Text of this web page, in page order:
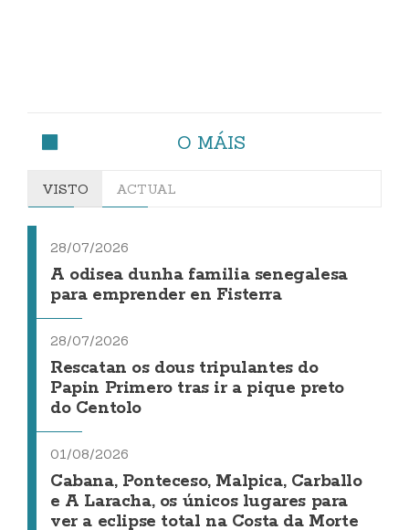
O MÁIS
VISTO ACTUAL
28/07/2026
A odisea dunha familia senegalesa
para emprender en Fisterra
28/07/2026
Rescatan os dous tripulantes do
Papin Primero tras ir a pique preto
do Centolo
01/08/2026
Cabana, Ponteceso, Malpica, Carballo
e A Laracha, os únicos lugares para
ver a eclipse total na Costa da Morte